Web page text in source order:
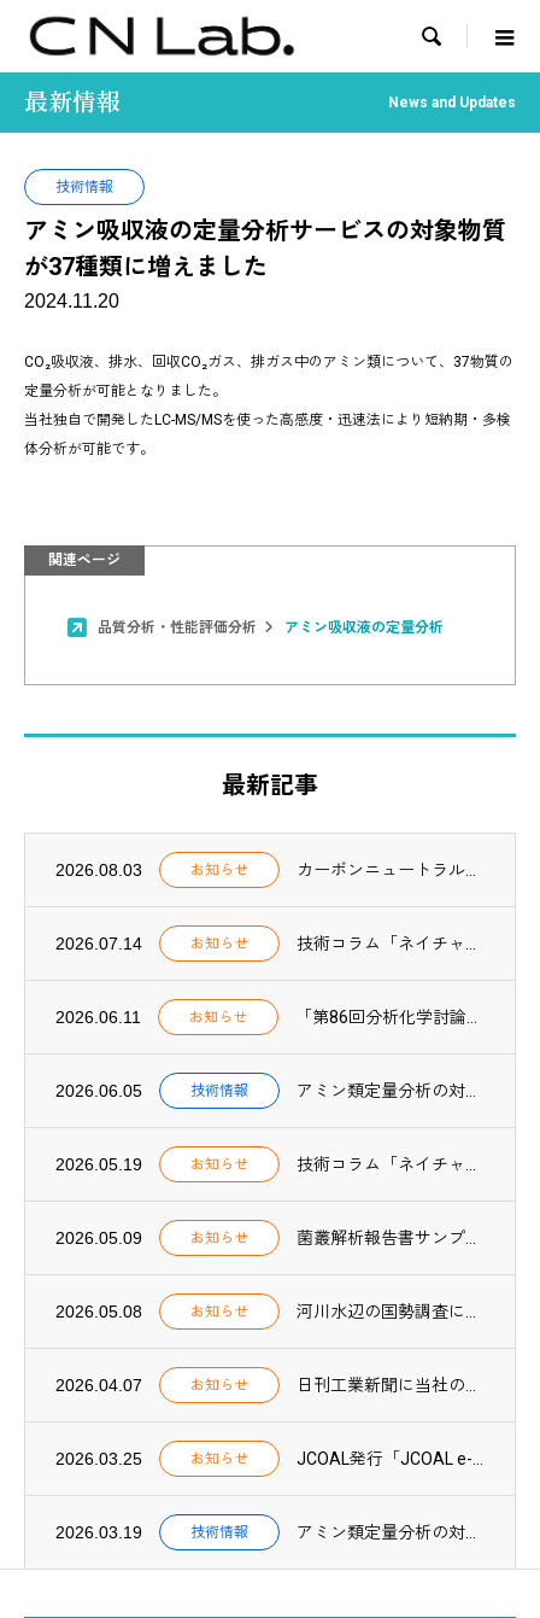

最新情報 News and Updates
技術情報
アミン吸収液の定量分析サービスの対象物質
が37種類に増えました
2024.11.20
CO₂吸収液、排水、回収CO₂ガス、排ガス中のアミン類について、37物質の
定量分析が可能となりました。
当社独自で開発したLC-MS/MSを使った高感度・迅速法により短納期・多検
体分析が可能です。
関連ページ
品質分析・性能評価分析 アミン吸収液の定量分析
最新記事
2026.08.03 お知らせ
2026.07.14 お知らせ
2026.06.11 お知らせ
2026.06.05 技術情報
2026.05.19 お知らせ
2026.05.09 お知らせ
2026.05.08 お知らせ
2026.04.07 お知らせ
2026.03.25 お知らせ
2026.03.19 技術情報